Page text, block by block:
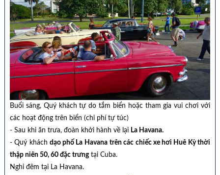
Buổi sáng, Quý khách tự do tắm biển hoặc tham gia vui chơi với
các hoạt động trên biển (chi phí tự túc)
- Sau khi ăn trưa, đoàn khởi hành về lại La Havana.
- Quý khách dạo phố La Havana trên các chiếc xe hơi Huê Kỳ thời
thập niên 50, 60 đặc trưngtại Cuba.
Nghỉ đêm tại La Havana.